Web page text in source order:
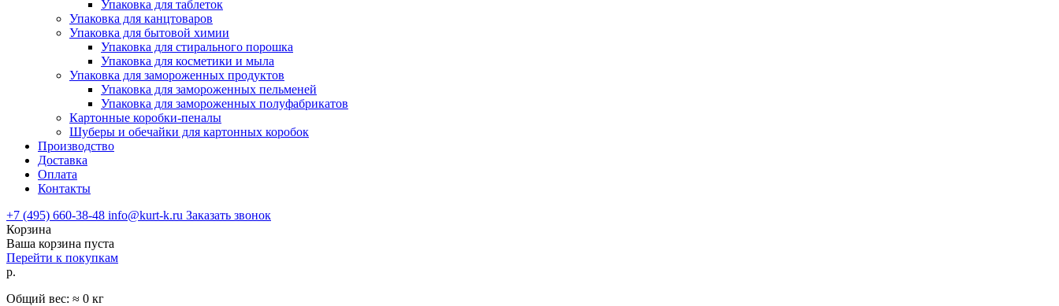
Упаковка для таблеток
Упаковка для канцтоваров
Упаковка для бытовой химии
Упаковка для стирального порошка
Упаковка для косметики и мыла
Упаковка для замороженных продуктов
Упаковка для замороженных пельменей
Упаковка для замороженных полуфабрикатов
Картонные коробки-пеналы
Шуберы и обечайки для картонных коробок
Производство
Доставка
Оплата
Контакты
+7 (495) 660-38-48 info@kurt-k.ru Заказать звонок
Корзина
Ваша корзина пуста
Перейти к покупкам
р.
Общий вес: ≈ 0 кг